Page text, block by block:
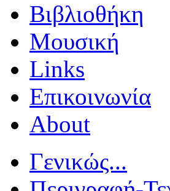
Βιβλιοθήκη
Μουσική
Links
Επικοινωνία
About
Γενικώς...